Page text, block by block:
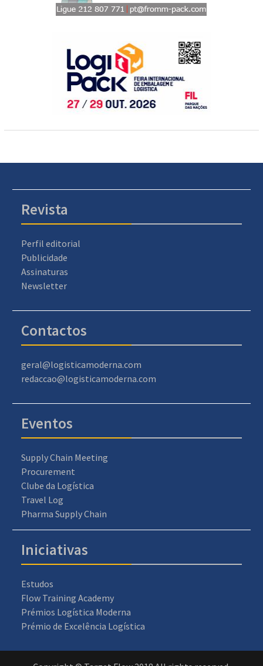
Revista
Perfil editorial
Publicidade
Assinaturas
Newsletter
Contactos
geral@logisticamoderna.com
redaccao@logisticamoderna.com
Eventos
Supply Chain Meeting
Procurement
Clube da Logística
Travel Log
Pharma Supply Chain
Iniciativas
Estudos
Flow Training Academy
Prémios Logística Moderna
Prémio de Excelência Logística